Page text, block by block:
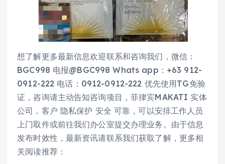
想了解更多最新信息欢迎联系和咨询我们，微信：
BGC998 电报@BGC998 Whats app：+63 912-
0912-222 电话：0912-0912-222 优先使用TG免验
证，咨询请主动告知咨询项目，菲律宾MAKATI 实体
公司，客户 隐私保护 安全 可靠，可以安排工作人员
上门取件或前往我们办公室提交办理业务。由于信息
发布时效性，最新资讯请联系我们获取了解，更多相
关阅读推荐：